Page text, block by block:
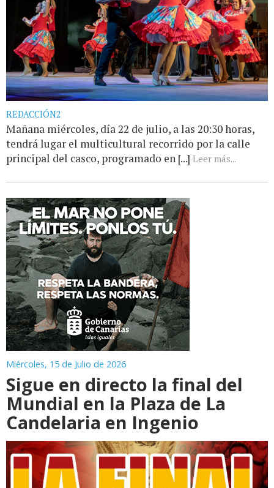
REDACCIÓN2
Mañana miércoles, día 22 de julio, a las 20:30 horas,
tendrá lugar el multicultural recorrido por la calle
principal del casco, programado en [...] Leer más...
Miércoles, 15 de Julio de 2026
Sigue en directo la final del
Mundial en la Plaza de La
Candelaria en Ingenio